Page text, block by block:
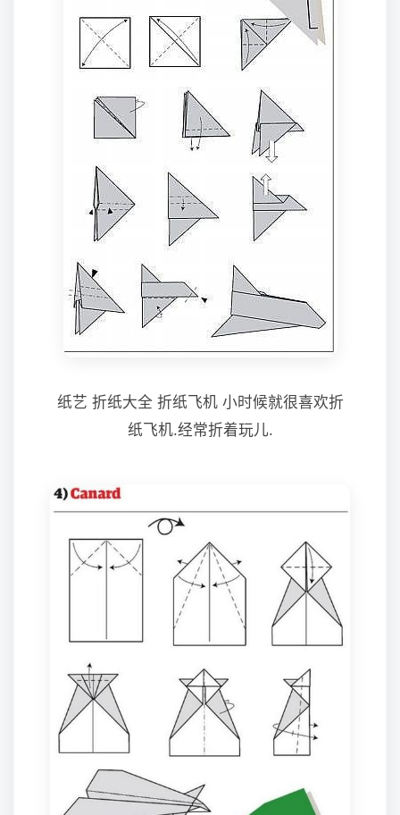
纸艺 折纸大全 折纸飞机 小时候就很喜欢折
纸飞机.经常折着玩儿.